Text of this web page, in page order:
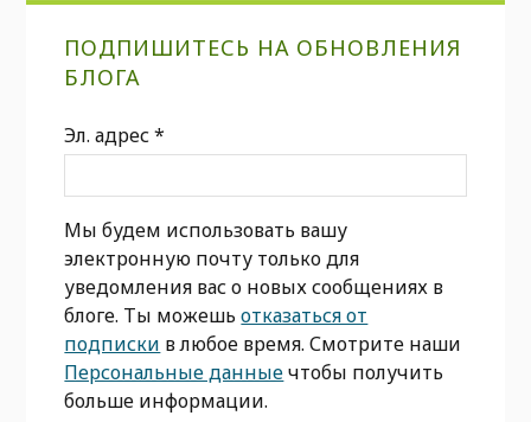
боковая
панель
ПОДПИШИТЕСЬ НА ОБНОВЛЕНИЯ
БЛОГА
Эл. адрес*
Мы будем использовать вашу
электронную почту только для
уведомления вас о новых сообщениях в
блоге. Ты можешьотказаться от
подписки в любое время. Смотрите наши
Персональные данныечтобы получить
больше информации.